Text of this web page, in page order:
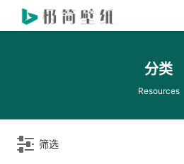
分类
Resources
筛选